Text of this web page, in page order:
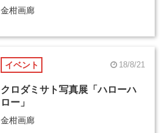
金柑画廊
イベント 18/8/21
クロダミサト写真展「ハローハ
ロー」
金柑画廊